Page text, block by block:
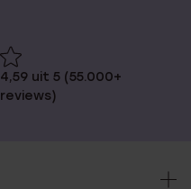
4,59 uit 5 (55.000+
reviews)